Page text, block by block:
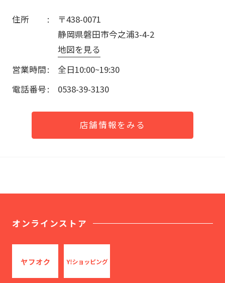
住所
〒438-0071
静岡県磐田市今之浦3-4-2
地図を見る
営業時間
全日10:00~19:30
電話番号
0538-39-3130
店舗情報をみる
オンラインストア